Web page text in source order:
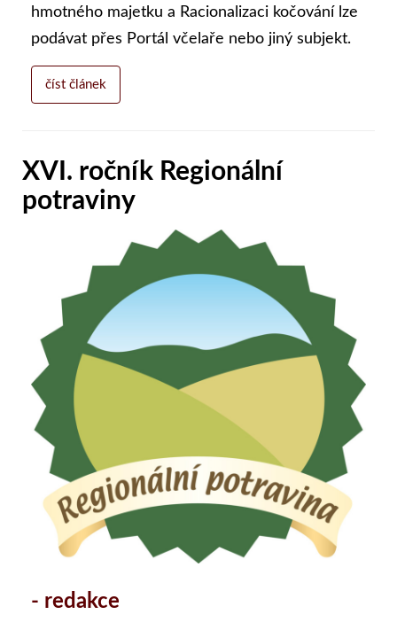
hmotného majetku a Racionalizaci kočování lze
podávat přes Portál včelaře nebo jiný subjekt.
číst článek
XVI. ročník Regionální
potraviny
- redakce